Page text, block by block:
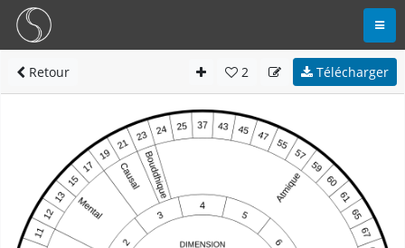
Retour 2 Télécharger